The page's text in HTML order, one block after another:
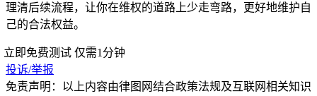
理清后续流程，让你在维权的道路上少走弯路，更好地维护自
己的合法权益。
立即免费测试 仅需1分钟
投诉/举报
免责声明：以上内容由律图网结合政策法规及互联网相关知识